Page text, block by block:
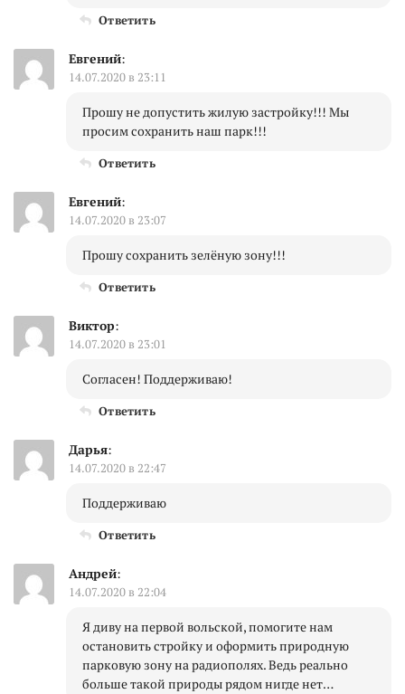
Ответить
Евгений:
14.07.2020 в 23:11
Прошу не допустить жилую застройку!!! Мы
просим сохранить наш парк!!!
Ответить
Евгений:
14.07.2020 в 23:07
Прошу сохранить зелёную зону!!!
Ответить
Виктор:
14.07.2020 в 23:01
Согласен! Поддерживаю!
Ответить
Дарья:
14.07.2020 в 22:47
Поддерживаю
Ответить
Андрей:
14.07.2020 в 22:04
Я диву на первой вольской, помогите нам
остановить стройку и оформить природную
парковую зону на радиополях. Ведь реально
больше такой природы рядом нигде нет…